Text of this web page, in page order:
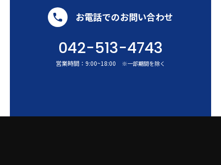
お電話でのお問い合わせ
042-513-4743
営業時間： 9:00~18:00 ※一部期間を除く